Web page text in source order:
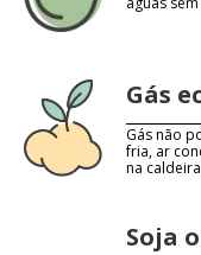
Gás
Gás não
fria, ar
na
Soja